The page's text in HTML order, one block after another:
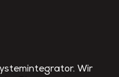
Wir